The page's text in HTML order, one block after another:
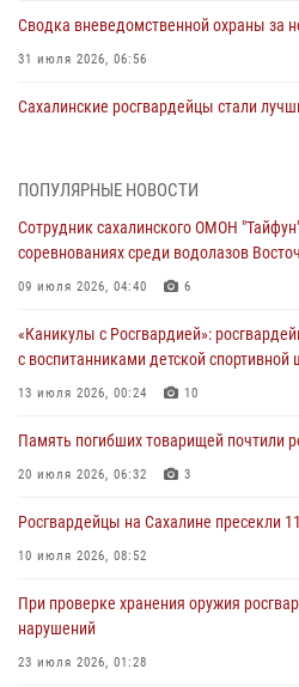
Сводка вневедомственной охраны за
31 июля 2026, 06:56
Сахалинские росгвардейцы стали
методические сборы с сотрудниками
пунктов
30 июля 2026, 07:18
8 единиц огнестрельного оружия и 400
росгвардейцы у нарушителей на
30 июля 2026, 07:02
Сводка вневедомственной охраны за
24 июля 2026, 05:58
ПОПУЛЯРНЫЕ НОВОСТИ
Сотрудник сахалинского ОМОН
соревнованиях среди водолазов
09 июля 2026, 04:40 6
«Каникулы с Росгвардией»:
с воспитанниками детской
13 июля 2026, 00:24 10
Память погибших товарищей почтили
20 июля 2026, 06:32 3
Росгвардейцы на Сахалине пресекли
10 июля 2026, 08:52
При проверке хранения оружия
нарушений
23 июля 2026, 01:28